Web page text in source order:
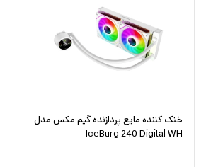
خنک کننده مایع پردازنده گیم مکس مدل
IceBurg 240 Digital WH